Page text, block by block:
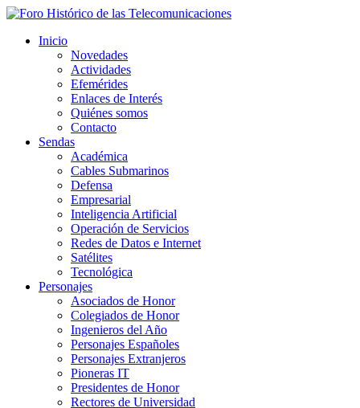
Inicio
Novedades
Actividades
Efemérides
Enlaces de Interés
Quiénes somos
Contacto
Sendas
Académica
Cables Submarinos
Defensa
Empresarial
Inteligencia Artificial
Operación de Servicios
Redes de Datos e Internet
Satélites
Tecnológica
Personajes
Asociados de Honor
Colegiados de Honor
Ingenieros del Año
Personajes Españoles
Personajes Extranjeros
Pioneras IT
Presidentes de Honor
Rectores de Universidad